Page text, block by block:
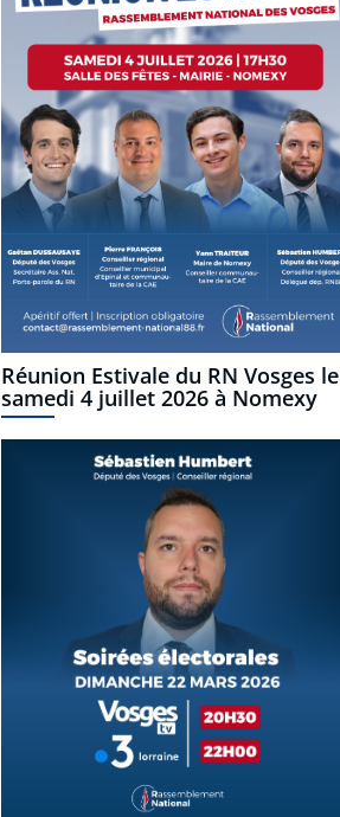
Réunion Estivale du RN Vosges le
samedi 4 juillet 2026 à Nomexy